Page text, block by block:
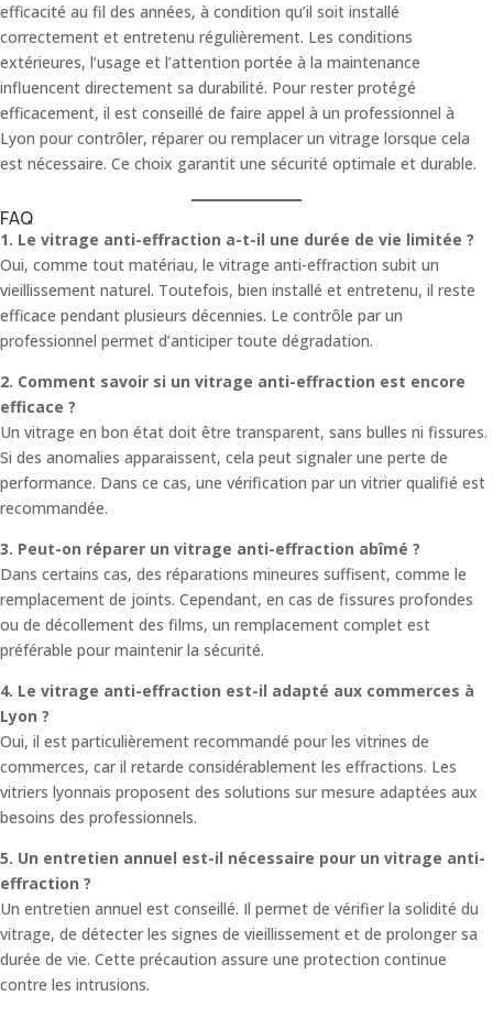
efficacité au fil des années, à condition qu’il soit installé
correctement et entretenu régulièrement. Les conditions
extérieures, l’usage et l’attention portée à la maintenance
influencent directement sa durabilité. Pour rester protégé
efficacement, il est conseillé de faire appel à un professionnel à
Lyon pour contrôler, réparer ou remplacer un vitrage lorsque cela
est nécessaire. Ce choix garantit une sécurité optimale et durable.
FAQ
1. Le vitrage anti-effraction a-t-il une durée de vie limitée ?
Oui, comme tout matériau, le vitrage anti-effraction subit un
vieillissement naturel. Toutefois, bien installé et entretenu, il reste
efficace pendant plusieurs décennies. Le contrôle par un
professionnel permet d’anticiper toute dégradation.
2. Comment savoir si un vitrage anti-effraction est encore
efficace ?
Un vitrage en bon état doit être transparent, sans bulles ni fissures.
Si des anomalies apparaissent, cela peut signaler une perte de
performance. Dans ce cas, une vérification par un vitrier qualifié est
recommandée.
3. Peut-on réparer un vitrage anti-effraction abîmé ?
Dans certains cas, des réparations mineures suffisent, comme le
remplacement de joints. Cependant, en cas de fissures profondes
ou de décollement des films, un remplacement complet est
préférable pour maintenir la sécurité.
4. Le vitrage anti-effraction est-il adapté aux commerces à
Lyon ?
Oui, il est particulièrement recommandé pour les vitrines de
commerces, car il retarde considérablement les effractions. Les
vitriers lyonnais proposent des solutions sur mesure adaptées aux
besoins des professionnels.
5. Un entretien annuel est-il nécessaire pour un vitrage anti-
effraction ?
Un entretien annuel est conseillé. Il permet de vérifier la solidité du
vitrage, de détecter les signes de vieillissement et de prolonger sa
durée de vie. Cette précaution assure une protection continue
contre les intrusions.